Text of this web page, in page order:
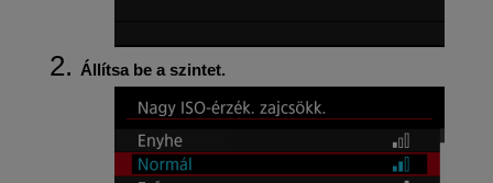
Állítsa be a szintet.